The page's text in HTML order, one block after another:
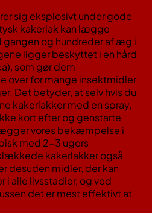
sig eksplosivt under gode
kakerlak kan lægge
og hundreder af æg i
ligger beskyttet i en hård
som gør dem
over for mange insektmidler
Det betyder, at selv hvis du
kakerlakker med en spray,
kort efter og genstarte
vores bekæmpelse i
med 2-3 ugers
kakerlakker også
desuden midler, der kan
i alle livsstadier, og ved
det er mest effektivt at